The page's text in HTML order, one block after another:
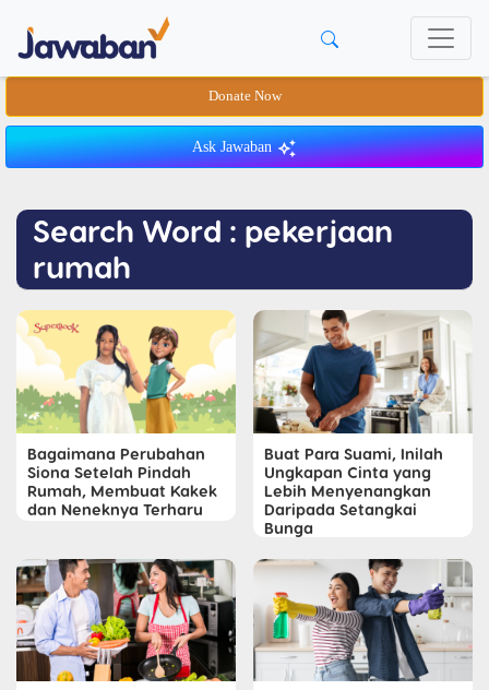
Donate Now
Ask Jawaban
Search Word : pekerjaan
rumah
Bagaimana Perubahan
Siona Setelah Pindah
Rumah, Membuat Kakek
dan Neneknya Terharu
Buat Para Suami, Inilah
Ungkapan Cinta yang
Lebih Menyenangkan
Daripada Setangkai
Bunga